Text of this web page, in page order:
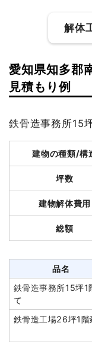
植木・植栽撤去
井戸解体埋め戻し
諸経費
小計
合計金額
解体
建物の種類/構造
建物解体費用
総額
軽量鉄骨造工場49
室内残置物撤去
土間コンクリート撤
物置撤去
愛知県知多郡
見積もり例
鉄骨造事務所15
建物の種類/構
坪数
建物解体費用
総額
品名
鉄骨造事務所15坪1
て
鉄骨造工場26坪1階